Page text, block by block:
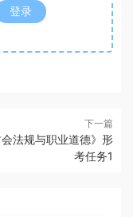
登录
下一篇
法规与职业道德》形
考任务1